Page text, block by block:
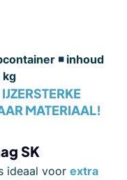
◾ inhoud
kg
MATERIAAL!
SK
ideaal voor extra